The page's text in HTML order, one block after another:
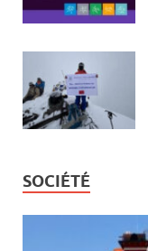
SOCIÉTÉ